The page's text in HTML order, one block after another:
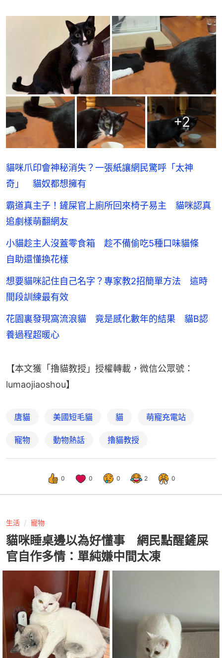
+2
貓咪爪印會神秘消失？一張紙讓網民驚呼「太神
奇」 貓奴都想擁有
霸道真主子！鏟屎官上廁所回來椅子易主 貓咪認真
追劇樣萌翻網友
小貓趁主人沒蓋零食箱 趁不備偷吃5種口味貓條
自助還懂換花樣
想要貓咪記住自己名字？專家教2招簡單方法 這時
間段訓練最有效
花園裏發現窩流浪貓 竟是感化數年的結果 貓B認
養過程超暖心
【本文獲「擼貓教授」授權轉載，微信公眾號：
lumaojiaoshou】
唐貓 美國短毛貓 貓 萌寵充電站
寵物 動物熱話 擼貓教授
0 0 0 2 0
生活 寵物
貓咪睡桌邊以為好懂事 網民點醒鏟屎
官自作多情：單純嫌中間太凍